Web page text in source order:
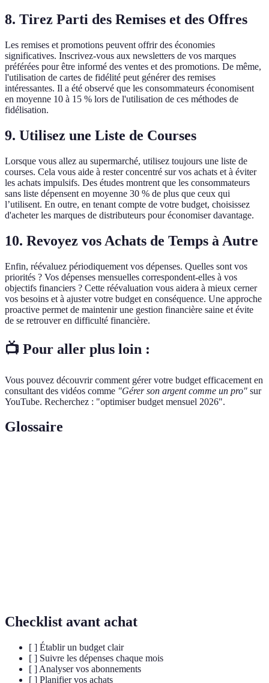
8. Tirez Parti des Remises et des Offres
Les remises et promotions peuvent offrir des économies
significatives. Inscrivez-vous aux newsletters de vos marques
préférées pour être informé des ventes et des promotions. De même,
l'utilisation de cartes de fidélité peut générer des remises
intéressantes. Il a été observé que les consommateurs économisent
en moyenne 10 à 15 % lors de l'utilisation de ces méthodes de
fidélisation.
9. Utilisez une Liste de Courses
Lorsque vous allez au supermarché, utilisez toujours une liste de
courses. Cela vous aide à rester concentré sur vos achats et à éviter
les achats impulsifs. Des études montrent que les consommateurs
sans liste dépensent en moyenne 30 % de plus que ceux qui
l’utilisent. En outre, en tenant compte de votre budget, choisissez
d'acheter les marques de distributeurs pour économiser davantage.
10. Revoyez vos Achats de Temps à Autre
Enfin, réévaluez périodiquement vos dépenses. Quelles sont vos
priorités ? Vos dépenses mensuelles correspondent-elles à vos
objectifs financiers ? Cette réévaluation vous aidera à mieux cerner
vos besoins et à ajuster votre budget en conséquence. Une approche
proactive permet de maintenir une gestion financière saine et évite
de se retrouver en difficulté financière.
📺 Pour aller plus loin :
Vous pouvez découvrir comment gérer votre budget efficacement en
consultant des vidéos comme "Gérer son argent comme un pro" sur
YouTube. Recherchez : "optimiser budget mensuel 2026".
Glossaire
Checklist avant achat
[ ] Établir un budget clair
[ ] Suivre les dépenses chaque mois
[ ] Analyser vos abonnements
[ ] Planifier vos achats